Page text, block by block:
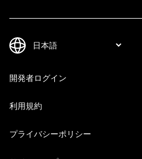
開発者ログイン
利用規約
プライバシーポリシー